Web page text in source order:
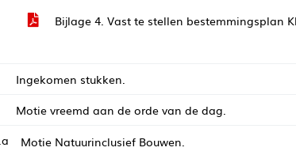
Bijlage 4. Vast te stellen bestemmingsplan
Ingekomen stukken.
Motie vreemd aan de orde van de dag.
Motie Natuurinclusief Bouwen.